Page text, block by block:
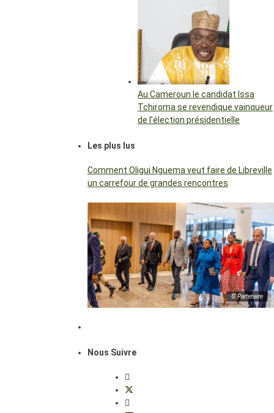
Au Cameroun le candidat Issa
Tchiroma se revendique vainqueur
de l’élection présidentielle
Les plus lus
Comment Oligui Nguema veut faire de Libreville
un carrefour de grandes rencontres
© Partenaire
Nous Suivre